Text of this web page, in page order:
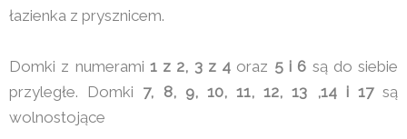
łazienka z prysznicem.
Domki z numerami 1 z 2, 3 z 4 oraz 5 i 6 są do siebie
przyległe. Domki 7, 8, 9, 10, 11, 12, 13 ,14 i 17są
wolnostojące